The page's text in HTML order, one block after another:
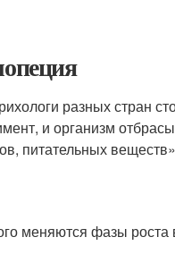
разных стран
и организм
питательных
меняются фазы роста